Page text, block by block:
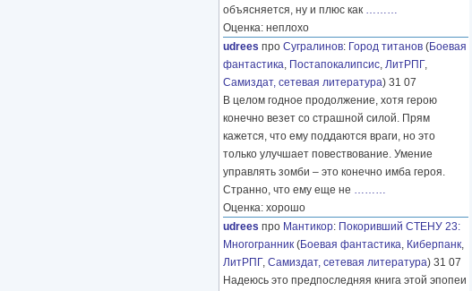
объясняется, ну и плюс как ………
Оценка: неплохо
udrees про Сугралинов: Город титанов (Боевая
фантастика, Постапокалипсис, ЛитРПГ,
Самиздат, сетевая литература) 31 07
В целом годное продолжение, хотя герою
конечно везет со страшной силой. Прям
кажется, что ему поддаются враги, но это
только улучшает повествование. Умение
управлять зомби – это конечно имба героя.
Странно, что ему еще не ………
Оценка: хорошо
udrees про Мантикор: Покоривший СТЕНУ 23:
Многогранник (Боевая фантастика, Киберпанк,
ЛитРПГ, Самиздат, сетевая литература) 31 07
Надеюсь это предпоследняя книга этой эпопеи